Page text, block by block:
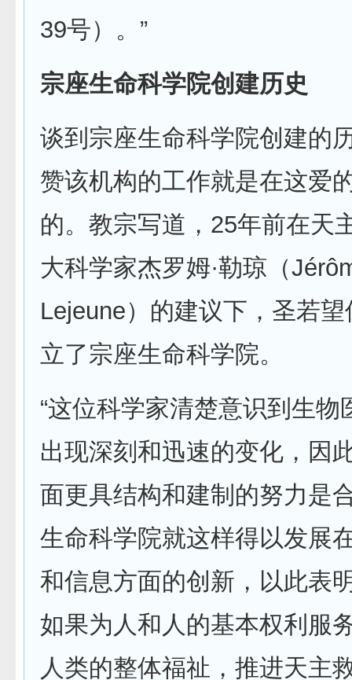
39号）。”
宗座生命科学院创建历史
谈到宗座生命科学院创建的
赞该机构的工作就是在这爱
的。教宗写道，25年前在天
大科学家杰罗姆·勒琼（
Lejeune）的建议下，圣若
立了宗座生命科学院。
“这位科学家清楚意识到生物
出现深刻和迅速的变化，因
面更具结构和建制的努力是
生命科学院就这样得以发展
和信息方面的创新，以此表
如果为人和人的基本权利服
人类的整体福祉，推进天主